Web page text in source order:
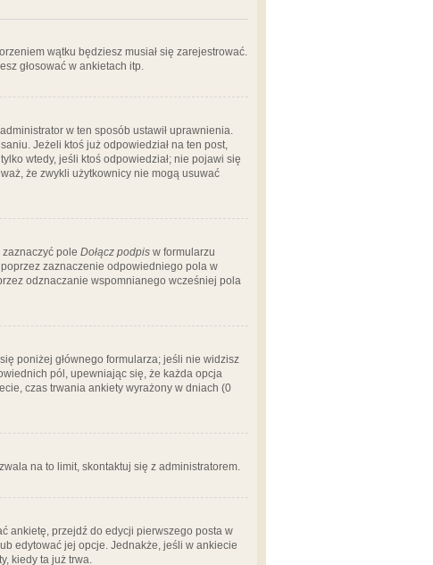
wątku będziesz musiał się zarejestrować.
głosować w ankietach itp.
w ten sposób ustawił uprawnienia.
Jeżeli ktoś już odpowiedział na ten post,
wtedy, jeśli ktoś odpowiedział; nie pojawi się
że zwykli użytkownicy nie mogą usuwać
pole Dołącz podpis w formularzu
zaznaczenie odpowiedniego pola w
odznaczanie wspomnianego wcześniej pola
poniżej głównego formularza; jeśli nie widzisz
pól, upewniając się, że każda opcja
czas trwania ankiety wyrażony w dniach (0
na to limit, skontaktuj się z administratorem.
ankietę, przejdź do edycji pierwszego posta w
edytować jej opcje. Jednakże, jeśli w ankiecie
kiedy ta już trwa.